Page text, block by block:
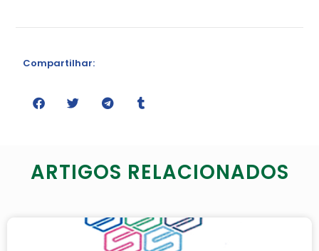
Compartilhar:
ARTIGOS RELACIONADOS